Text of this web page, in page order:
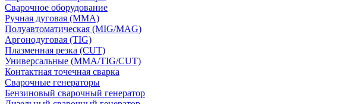
Сварочное оборудование
Ручная дуговая (MMA)
Полуавтоматическая (MIG/MAG)
Аргонодуговая (TIG)
Плазменная резка (CUT)
Универсальные (MMA/TIG/CUT)
Контактная точечная сварка
Сварочные генераторы
Бензиновый сварочный генератор